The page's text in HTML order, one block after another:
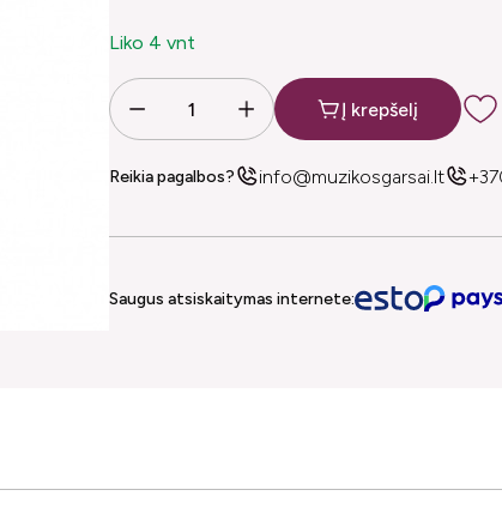
Liko 4 vnt
Į krepšelį
Reikia pagalbos? info@muzikosgarsai.lt
Saugus atsiskaitymas internete: